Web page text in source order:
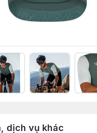
dịch vụ khác